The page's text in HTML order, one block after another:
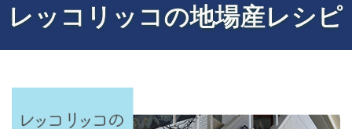
レッコリッコの地場産レシピ